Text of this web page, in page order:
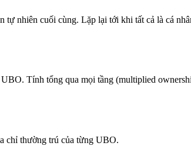
nhiên cuối cùng. Lặp lại tới khi tất cả là cá
Tính tổng qua mọi tầng (multiplied
chỉ thường trú của từng UBO.